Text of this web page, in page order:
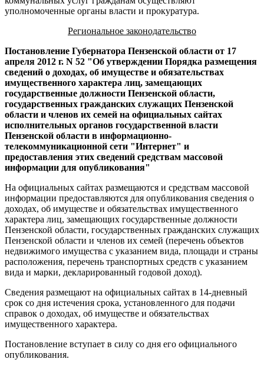
уполномоченные органы власти и прокуратура.
Региональное законодательство
Постановление Губернатора Пензенской области от 17
апреля 2012 г. N 52 "Об утверждении Порядка размещения
сведений о доходах, об имуществе и обязательствах
имущественного характера лиц, замещающих
государственные должности Пензенской области,
государственных гражданских служащих Пензенской
области и членов их семей на официальных сайтах
исполнительных органов государственной власти
Пензенской области в информационно-
телекоммуникационной сети "Интернет" и
предоставления этих сведений средствам массовой
информации для опубликования"
На официальных сайтах размещаются и средствам массовой
информации предоставляются для опубликования сведения о
доходах, об имуществе и обязательствах имущественного
характера лиц, замещающих государственные должности
Пензенской области, государственных гражданских служащих
Пензенской области и членов их семей (перечень объектов
недвижимого имущества с указанием вида, площади и страны
расположения, перечень транспортных средств с указанием
вида и марки, декларированный годовой доход).
Сведения размещают на официальных сайтах в 14-дневный
срок со дня истечения срока, установленного для подачи
справок о доходах, об имуществе и обязательствах
имущественного характера.
Постановление вступает в силу со дня его официального
опубликования.